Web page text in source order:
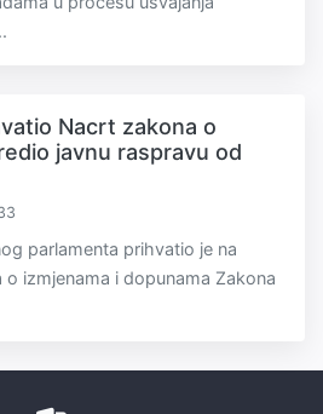
Nacrt zakona o
javnu raspravu od
parlamenta prihvatio je na
izmjenama i dopunama Zakona